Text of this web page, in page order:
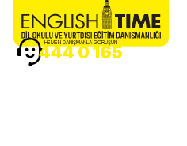
HEMEN DANIŞMANLA GÖRÜŞÜN
444 0 165